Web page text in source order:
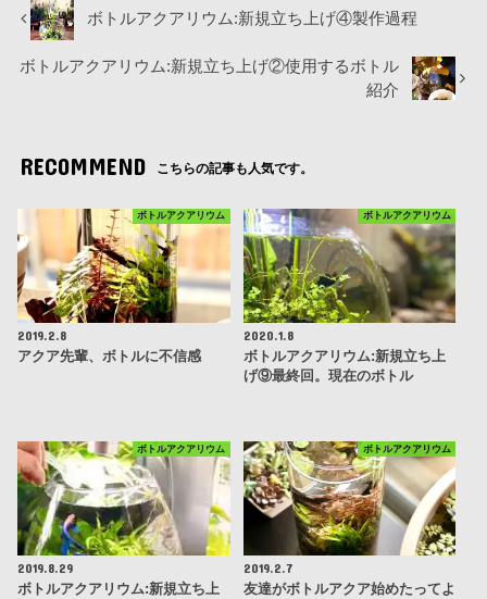
ボトルアクアリウム:新規立ち上げ④製作過程
ボトルアクアリウム:新規立ち上げ②使用するボトル
紹介
RECOMMEND こちらの記事も人気です。
ボトルアクアリウム
2019.2.8
アクア先輩、ボトルに不信感
ボトルアクアリウム
2020.1.8
ボトルアクアリウム:新規立ち上
げ⑨最終回。現在のボトル
ボトルアクアリウム
2019.8.29
ボトルアクアリウム:新規立ち上
ボトルアクアリウム
2019.2.7
友達がボトルアクア始めたってよ